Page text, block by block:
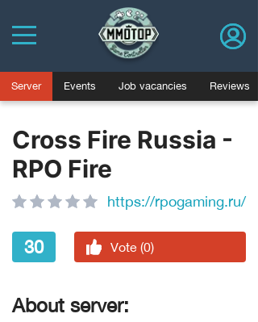
Server Events Job vacancies Reviews
Cross Fire Russia -
RPO Fire
https://rpogaming.ru/
30 Vote (0)
About server: